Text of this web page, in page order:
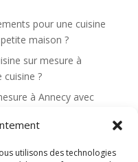
utilisons des technologies
pour une cuisine
maison ?
sur mesure à
cuisine ?
à Annecy avec
sur mesure à
?